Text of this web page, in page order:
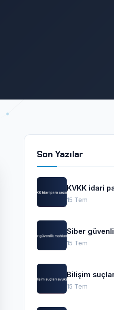
Son Yazılar
KVKK idari
15 Tem
Siber
15 Tem
Bilişim
15 Tem